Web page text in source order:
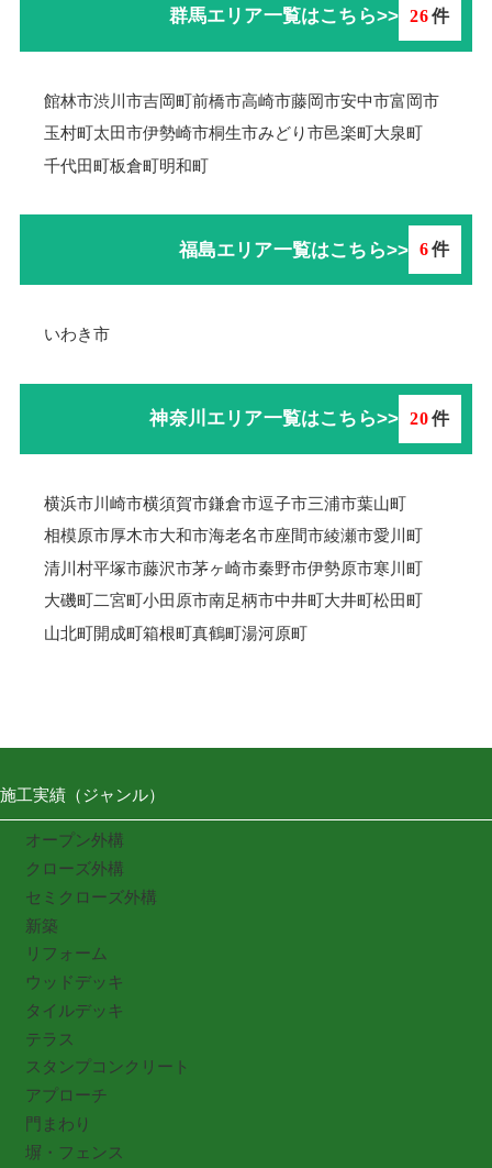
群馬エリア一覧はこちら>> 26件
館林市渋川市吉岡町前橋市高崎市藤岡市安中市富岡市
玉村町太田市伊勢崎市桐生市みどり市邑楽町大泉町
千代田町板倉町明和町
福島エリア一覧はこちら>> 6件
いわき市
神奈川エリア一覧はこちら>> 20件
横浜市川崎市横須賀市鎌倉市逗子市三浦市葉山町
相模原市厚木市大和市海老名市座間市綾瀬市愛川町
清川村平塚市藤沢市茅ヶ崎市秦野市伊勢原市寒川町
大磯町二宮町小田原市南足柄市中井町大井町松田町
山北町開成町箱根町真鶴町湯河原町
施工実績（ジャンル）
オープン外構
クローズ外構
セミクローズ外構
新築
リフォーム
ウッドデッキ
タイルデッキ
テラス
スタンプコンクリート
アプローチ
門まわり
塀・フェンス